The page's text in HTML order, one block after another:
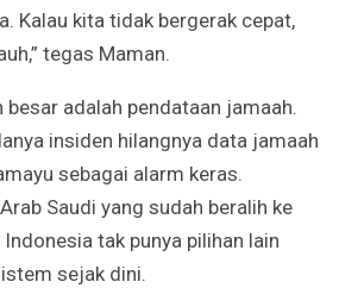
Kalau kita tidak bergerak cepat,
tegas Maman.
adalah pendataan jamaah.
insiden hilangnya data jamaah
sebagai alarm keras.
Saudi yang sudah beralih ke
tak punya pilihan lain
sejak dini.